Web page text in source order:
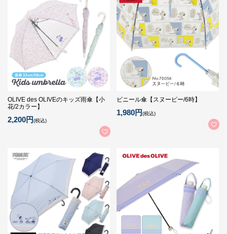
OLIVE des OLIVEのキッズ雨傘【小
花/2カラー】
2,200円(税込)
ビニール傘【スヌーピー/6時】
1,980円(税込)